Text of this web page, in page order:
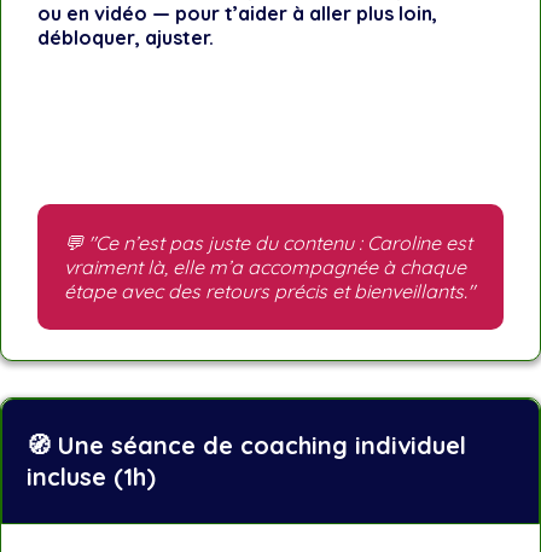
ou en vidéo — pour t’aider à aller plus loin,
débloquer, ajuster.
💬 "Ce n’est pas juste du contenu : Caroline est
vraiment là, elle m’a accompagnée à chaque
étape avec des retours précis et bienveillants."
🧭 Une séance de coaching individuel
incluse (1h)